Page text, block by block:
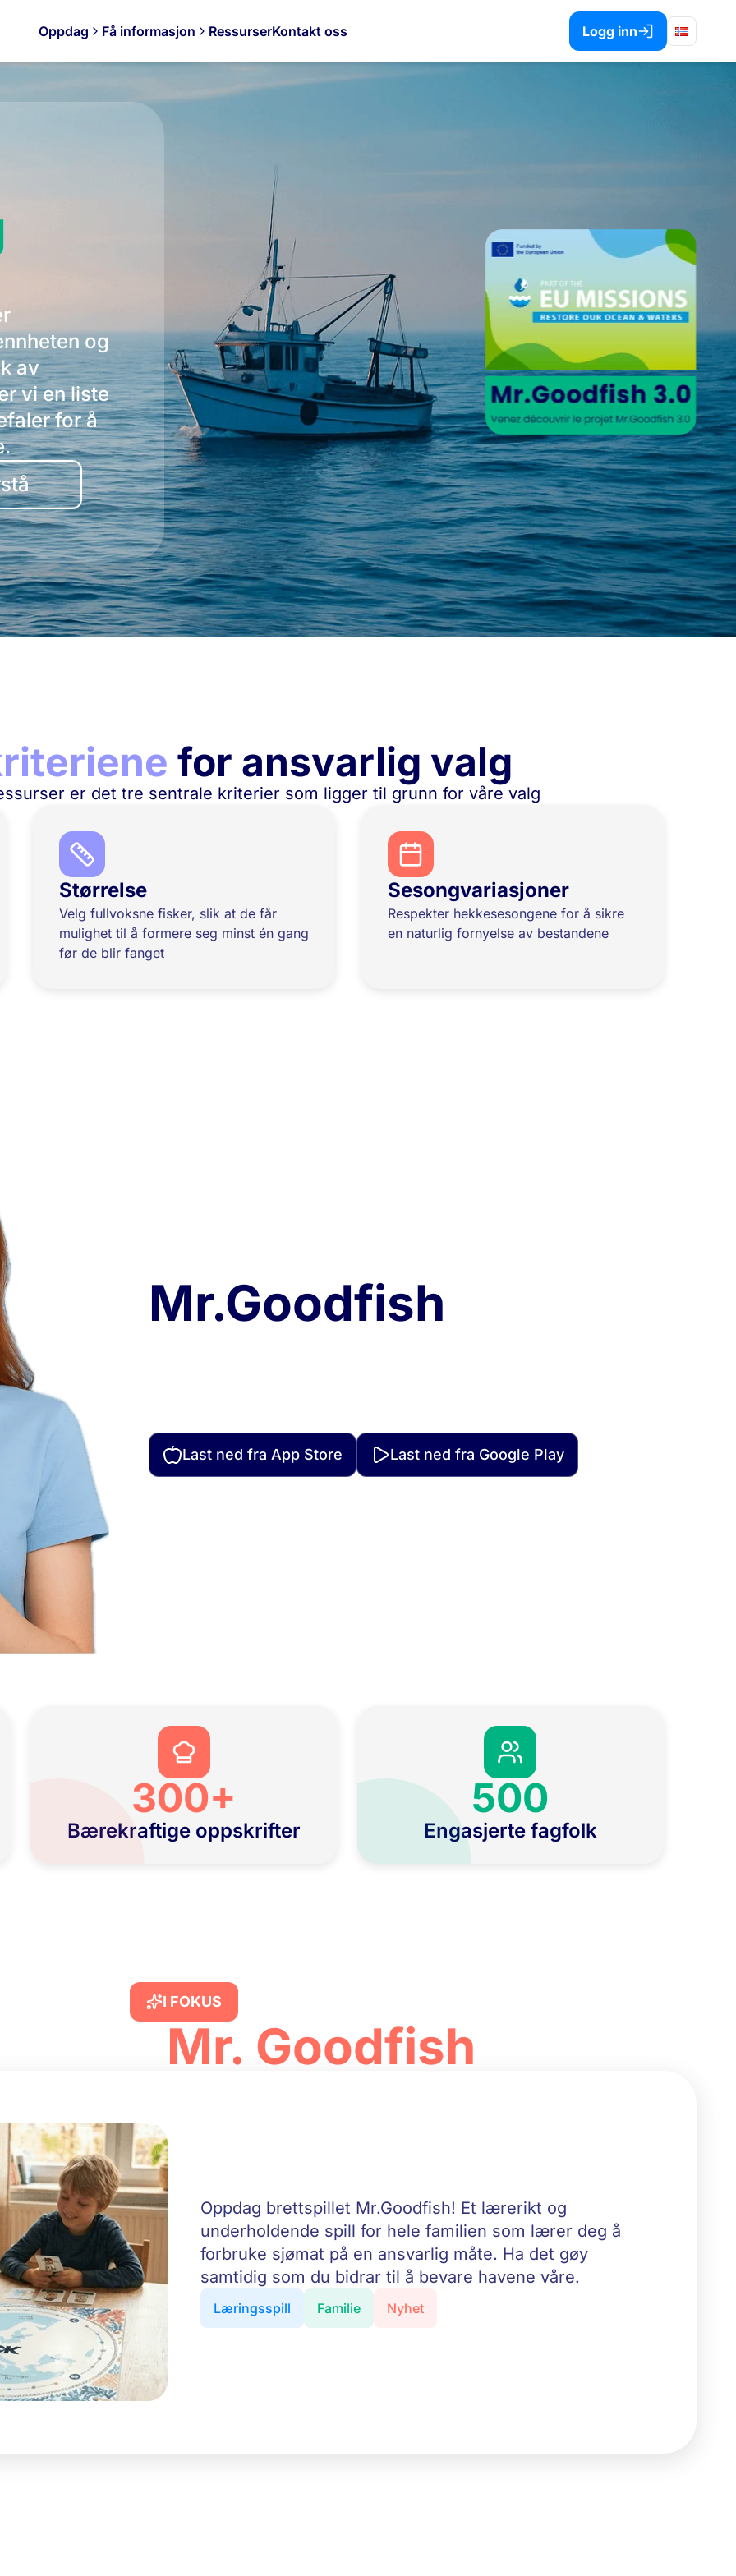
Oppdag Få informasjon RessurserKontakt oss Logg inn
og
av
vi en liste
for å
for ansvarlig valg
er det tre sentrale kriterier som ligger til grunn for våre valg
Størrelse
Velg fullvoksne fisker, slik at de får
mulighet til å formere seg minst én gang
før de blir fanget
Sesongvariasjoner
Respekter hekkesesongene for å sikre
en naturlig fornyelse av bestandene
Mr.Goodfish
Last ned fra App Store Last ned fra Google Play
300+
Bærekraftige oppskrifter
500
Engasjerte fagfolk
I FOKUS
Mr. Goodfish
Oppdag brettspillet Mr.Goodfish! Et lærerikt og
underholdende spill for hele familien som lærer deg å
forbruke sjømat på en ansvarlig måte. Ha det gøy
samtidig som du bidrar til å bevare havene våre.
Læringsspill Familie Nyhet